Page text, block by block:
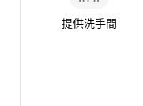
提供洗手間